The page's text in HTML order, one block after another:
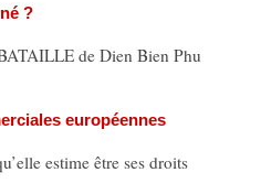
?
de Dien Bien Phu
européennes
estime être ses droits